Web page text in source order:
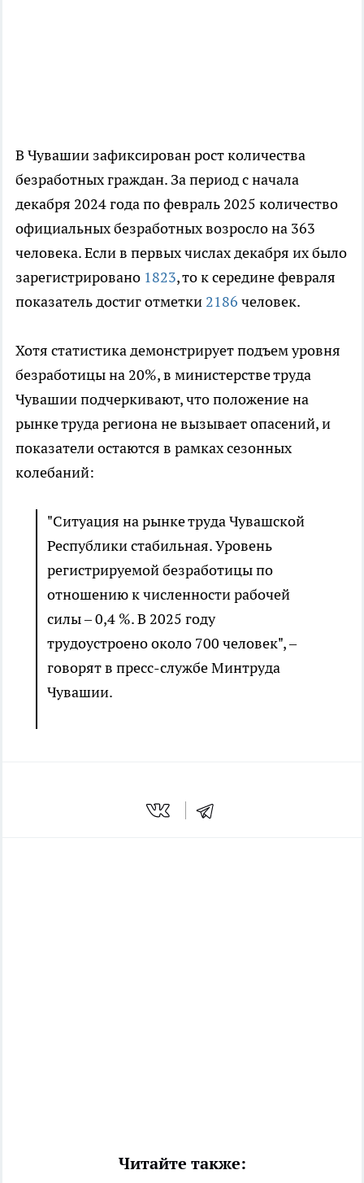
В Чувашии зафиксирован рост количества
безработных граждан. За период с начала
декабря 2024 года по февраль 2025 количество
официальных безработных возросло на 363
человека. Если в первых числах декабря их было
зарегистрировано 1823, то к середине февраля
показатель достиг отметки 2186 человек.
Хотя статистика демонстрирует подъем уровня
безработицы на 20%, в министерстве труда
Чувашии подчеркивают, что положение на
рынке труда региона не вызывает опасений, и
показатели остаются в рамках сезонных
колебаний:
"Ситуация на рынке труда Чувашской
Республики стабильная. Уровень
регистрируемой безработицы по
отношению к численности рабочей
силы – 0,4 %. В 2025 году
трудоустроено около 700 человек", –
говорят в пресс-службе Минтруда
Чувашии.
Читайте также: